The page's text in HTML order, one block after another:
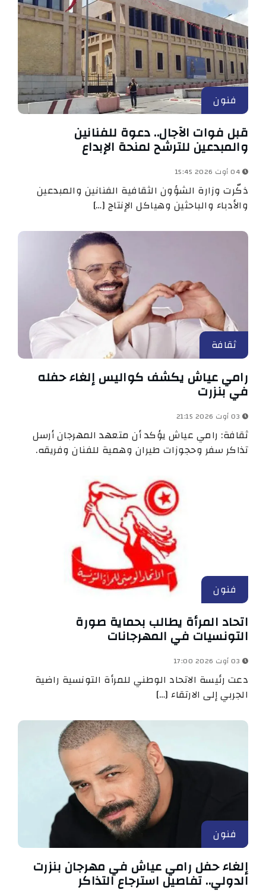
فنون
قبل فوات الآجال.. دعوة للفنانين
والمبدعين للترشح لمنحة الإبداع
ذكّرت وزارة الشؤون الثقافية الفنانين والمبدعين
والأدباء والباحثين وهياكل الإنتاج […]
ثقافة
رامي عياش يكشف كواليس إلغاء حفله
في بنزرت
ثقافة: رامي عياش يؤكد أن متعهد المهرجان أرسل
تذاكر سفر وحجوزات طيران وهمية للفنان وفريقه.
فنون
اتحاد المرأة يطالب بحماية صورة
التونسيات في المهرجانات
دعت رئيسة الاتحاد الوطني للمرأة التونسية راضية
الجربي إلى الارتقاء […]
فنون
إلغاء حفل رامي عياش في مهرجان بنزرت
الدولي.. تفاصيل استرجاع التذاكر